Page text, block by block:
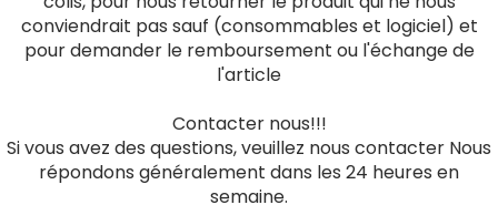
conviendrait pas sauf (consommables et logiciel) et
pour demander le remboursement ou l'échange de
l'article
Contacter nous!!!
Si vous avez des questions, veuillez nous contacter Nous
répondons généralement dans les 24 heures en
semaine.